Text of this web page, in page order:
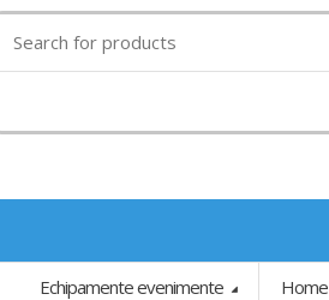
Echipamente evenimente
Home